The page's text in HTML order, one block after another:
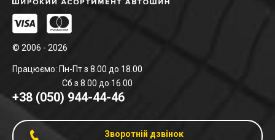
© 2006 - 2026
Працюємо: Пн-Пт з 8.00 до 18.00
Сб з 8.00 до 16.00
+38 (050) 944-44-46
Зворотній дзвінок